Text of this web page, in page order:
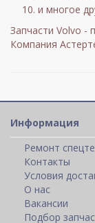
и многое
Запчасти Volvo -
Компания
Информация
Ремонт
Контакты
Условия
О нас
Вакансии
Подбор